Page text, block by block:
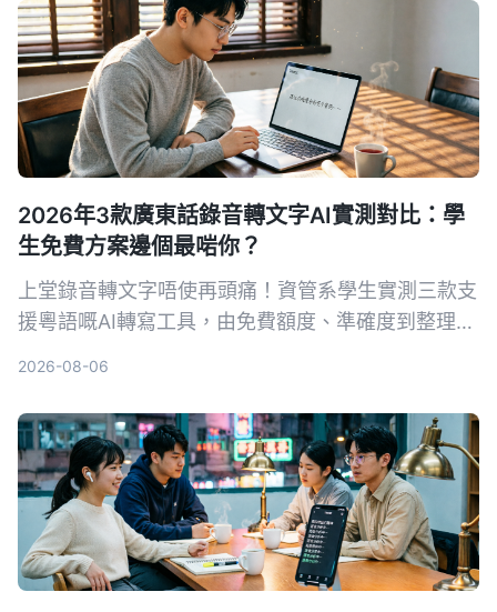
2026年3款廣東話錄音轉文字AI實測對比：學
生免費方案邊個最啱你？
上堂錄音轉文字唔使再頭痛！資管系學生實測三款支
援粵語嘅AI轉寫工具，由免費額度、準確度到整理功
2026-08-06